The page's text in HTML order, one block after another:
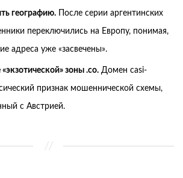
географию. После серии аргентинских
переключились на Европу, понимая,
адреса уже «засвечены».
зоны .co. Домен casi-
признак мошеннической схемы,
с Австрией.